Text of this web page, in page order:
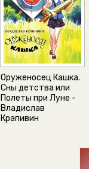
Оруженосец Кашка.
Сны детства или
Полеты при Луне -
Владислав
Крапивин